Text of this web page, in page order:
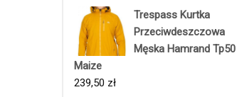
Trespass Kurtka
Przeciwdeszczowa
Męska Hamrand Tp50
Maize
239,50 zł